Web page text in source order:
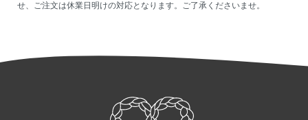
せ、ご注文は休業日明けの対応となります。ご了承くださいませ。